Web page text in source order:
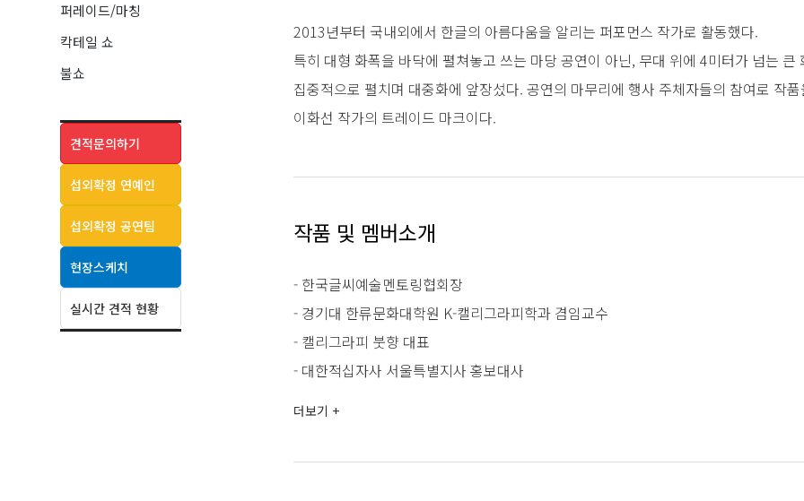
퍼레이드/마칭
칵테일 쇼
불쇼
견적문의하기
섭외확정 연예인
섭외확정 공연팀
현장스케치
실시간 견적 현황
2013년부터 국내외에서 한글의 아름다움을 알리는 퍼포먼스 작가로 활동했다.
특히 대형 화폭을 바닥에 펼쳐놓고 쓰는 마당 공연이 아닌, 무대 위에 4미터가 넘는 큰
집중적으로 펼치며 대중화에 앞장섰다. 공연의 마무리에 행사 주체자들의 참여로 작
이화선 작가의 트레이드 마크이다.
작품 및 멤버소개
- 한국글씨예술멘토링협회장
- 경기대 한류문화대학원 K-캘리그라피학과 겸임교수
- 캘리그라피 붓향 대표
- 대한적십자사 서울특별지사 홍보대사
- 한국캘리그라피디자인센터 고문
더보기 +